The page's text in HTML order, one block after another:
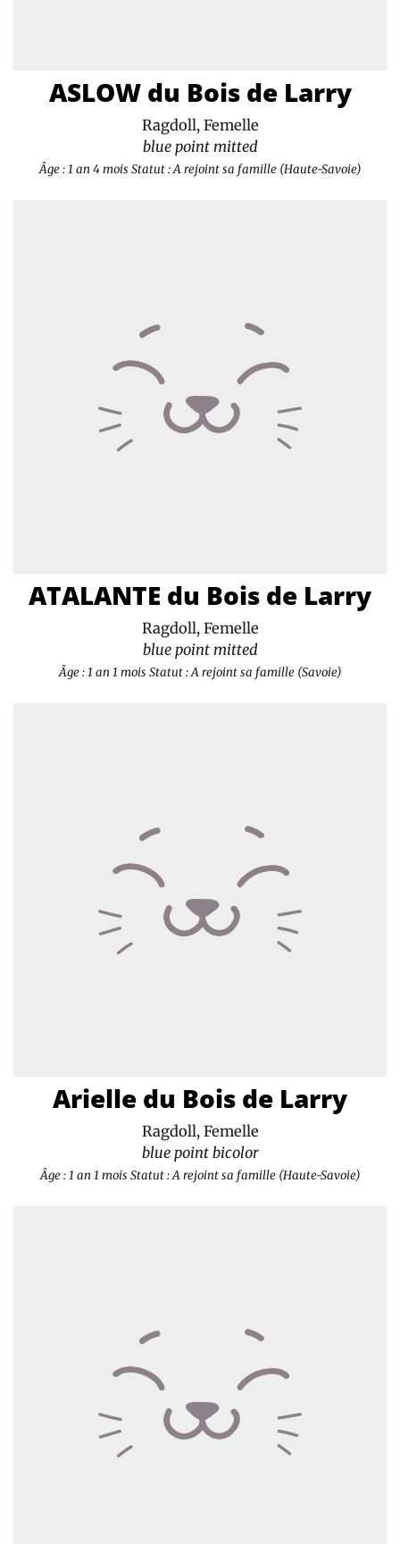
ASLOW du Bois de Larry
Ragdoll, Femelle
blue point mitted
Âge : 1 an 4 mois Statut : A rejoint sa famille (Haute-Savoie)
ATALANTE du Bois de Larry
Ragdoll, Femelle
blue point mitted
Âge : 1 an 1 mois Statut : A rejoint sa famille (Savoie)
Arielle du Bois de Larry
Ragdoll, Femelle
blue point bicolor
Âge : 1 an 1 mois Statut : A rejoint sa famille (Haute-Savoie)